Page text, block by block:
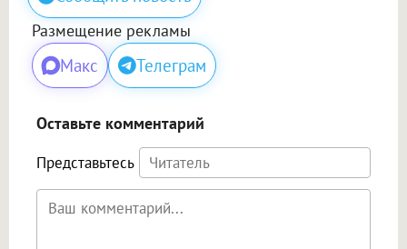
Размещение рекламы
Макс Телеграм
Оставьте комментарий
Представьтесь